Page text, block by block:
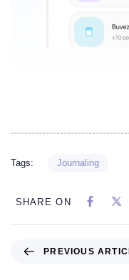
Tags: Journaling
SHARE ON
PREVIOUS